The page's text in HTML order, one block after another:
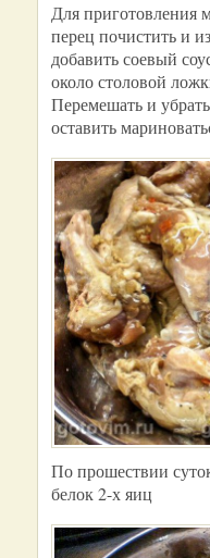
Для приготовления
перец почистить и
добавить соевый
около столовой
Перемешать и
оставить
По прошествии
белок 2-х яиц